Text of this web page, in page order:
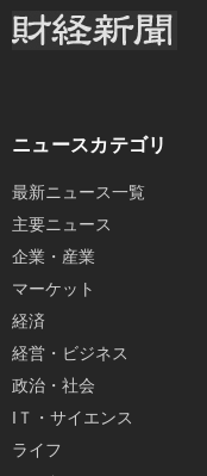
ニュースカテゴリ
最新ニュース一覧
主要ニュース
企業・産業
マーケット
経済
経営・ビジネス
政治・社会
IＴ・サイエンス
ライフ